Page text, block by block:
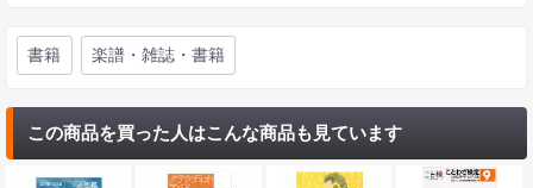
書籍 楽譜・雑誌・書籍
この商品を買った人はこんな商品も見ています